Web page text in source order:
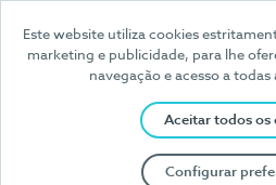
Este website utiliza cookies
marketing e publicidade, para lhe
navegação e acesso a
Aceitar todos os
Configurar